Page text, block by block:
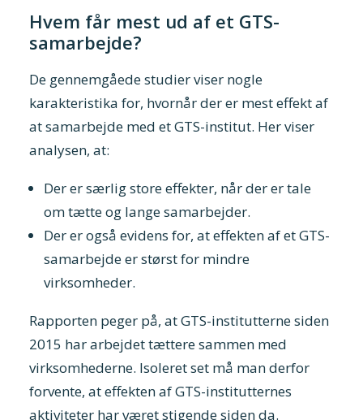
Hvem får mest ud af et GTS-
samarbejde?
De gennemgåede studier viser nogle
karakteristika for, hvornår der er mest effekt af
at samarbejde med et GTS-institut. Her viser
analysen, at:
Der er særlig store effekter, når der er tale
om tætte og lange samarbejder.
Der er også evidens for, at effekten af et GTS-
samarbejde er størst for mindre
virksomheder.
Rapporten peger på, at GTS-institutterne siden
2015 har arbejdet tættere sammen med
virksomhederne. Isoleret set må man derfor
forvente, at effekten af GTS-institutternes
aktiviteter har været stigende siden da.